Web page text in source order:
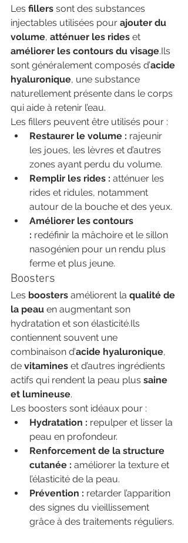
Les fillers sont des substances
injectables utilisées pour ajouter du
volume, atténuer les rides et
améliorer les contours du visage.Ils
sont généralement composés d’acide
hyaluronique, une substance
naturellement présente dans le corps
qui aide à retenir l’eau.
Les fillers peuvent être utilisés pour :
Restaurer le volume : rajeunir
les joues, les lèvres et d’autres
zones ayant perdu du volume.
Remplir les rides : atténuer les
rides et ridules, notamment
autour de la bouche et des yeux.
Améliorer les contours
: redéfinir la mâchoire et le sillon
nasogénien pour un rendu plus
ferme et plus jeune.
Boosters
Les boosters améliorent la qualité de
la peau en augmentant son
hydratation et son élasticité.Ils
contiennent souvent une
combinaison d’acide hyaluronique,
de vitamines et d’autres ingrédients
actifs qui rendent la peau plus saine
et lumineuse.
Les boosters sont idéaux pour :
Hydratation : repulper et lisser la
peau en profondeur.
Renforcement de la structure
cutanée : améliorer la texture et
l’élasticité de la peau.
Prévention : retarder l’apparition
des signes du vieillissement
grâce à des traitements réguliers.